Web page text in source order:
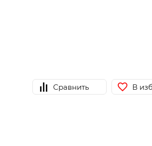
Сравнить В